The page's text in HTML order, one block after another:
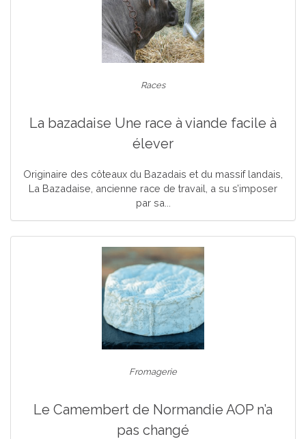
Races
La bazadaise Une race à viande facile à
élever
Originaire des côteaux du Bazadais et du massif landais,
La Bazadaise, ancienne race de travail, a su s’imposer
par sa...
Fromagerie
Le Camembert de Normandie AOP n’a
pas changé